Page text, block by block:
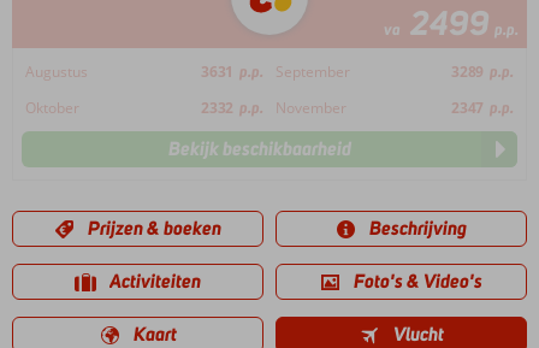
va 2499 p.p.
Augustus 3631 p.p. September 3289 p.p.
Oktober
2332 p.p. November 2347 p.p.
Bekijk beschikbaarheid
Prijzen & boeken Beschrijving
Activiteiten Foto's & Video's
Kaart Vlucht